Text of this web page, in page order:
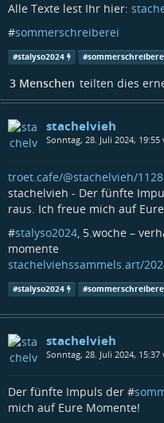
Alle Texte lest Ihr hier:
#sommerschreiberei
#stalyso2024 #
3 Menschen teilten dies
stachelvieh
Sonntag, 28. Juli 2024,
troet.cafe/@stachelvieh/
stachelvieh - Der fünfte
raus. Ich freue mich auf
#stalyso2024, 5.woche –
momente
stachelviehssammels.art/
#stalyso2024 #
stachelvieh
Sonntag, 28. Juli 2024,
Der fünfte Impuls der #
mich auf Eure Momente!